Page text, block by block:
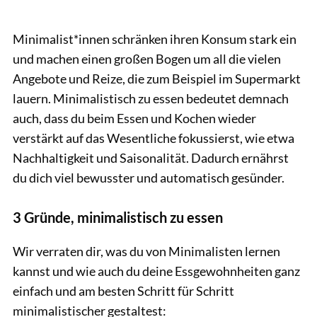
Minimalist*innen schränken ihren Konsum stark ein
und machen einen großen Bogen um all die vielen
Angebote und Reize, die zum Beispiel im Supermarkt
lauern. Minimalistisch zu essen bedeutet demnach
auch, dass du beim Essen und Kochen wieder
verstärkt auf das Wesentliche fokussierst, wie etwa
Nachhaltigkeit und Saisonalität. Dadurch ernährst
du dich viel bewusster und automatisch gesünder.
3 Gründe, minimalistisch zu essen
Wir verraten dir, was du von Minimalisten lernen
kannst und wie auch du deine Essgewohnheiten ganz
einfach und am besten Schritt für Schritt
minimalistischer gestaltest: